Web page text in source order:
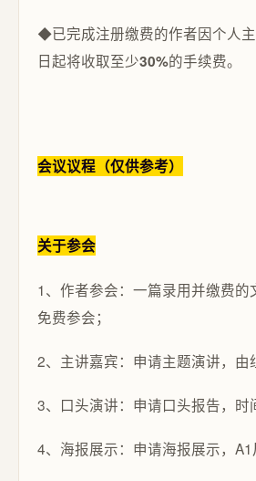
◆已完成注册缴费的作者因个人
日起将收取至少30%的手续费。
会议议程（仅供参考）
关于参会
1、作者参会：一篇录用并缴费的
免费参会；
2、主讲嘉宾：申请主题演讲，由
3、口头演讲：申请口头报告，时
4、海报展示：申请海报展示，A1